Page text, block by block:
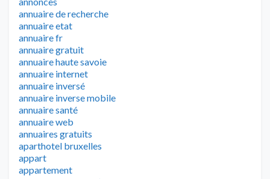
annuaire de recherche
annuaire etat
annuaire fr
annuaire gratuit
annuaire haute savoie
annuaire internet
annuaire inversé
annuaire inverse mobile
annuaire santé
annuaire web
annuaires gratuits
aparthotel bruxelles
appart
appartement